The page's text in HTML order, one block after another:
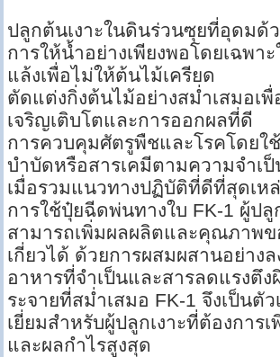
ปลูกต้นเงาะในดินร่วนซุยที่อุดมด้
การให้น้ำอย่างเพียงพอโดยเฉพา
แล้งเพื่อไม่ให้ต้นไม้เครียด
ตัดแต่งกิ่งต้นไม้อย่างสม่ำเสมอเพื่
เจริญเติบโตและการออกผลที่ดี
การควบคุมศัตรูพืชและโรคโดยใ
บำบัดหรือสารเคมีตามความจำเป็
เมื่อรวมแนวทางปฏิบัติที่ดีที่สุดเห
การใช้ปุ๋ยฉีดพ่นทางใบ FK-1 ผู้ปลู
สามารถเพิ่มผลผลิตและคุณภาพข
เกี่ยวได้ ด้วยการผสมผสานอย่าง
อาหารที่จำเป็นและสารลดแรงตึง
ระจายที่สม่ำเสมอ FK-1 จึงเป็นตั
เยี่ยมสำหรับผู้ปลูกเงาะที่ต้องการ
และผลกำไรสูงสุด